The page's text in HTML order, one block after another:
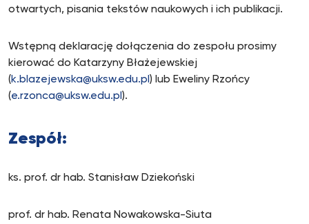
otwartych, pisania tekstów naukowych i ich publikacji.
Wstępną deklarację dołączenia do zespołu prosimy
kierować do Katarzyny Błażejewskiej
(k.blazejewska@uksw.edu.pl ) lub Eweliny Rzońcy
(e.rzonca@uksw.edu.pl ).
Zespół:
ks. prof. dr hab. Stanisław Dziekoński
prof. dr hab. Renata Nowakowska-Siuta